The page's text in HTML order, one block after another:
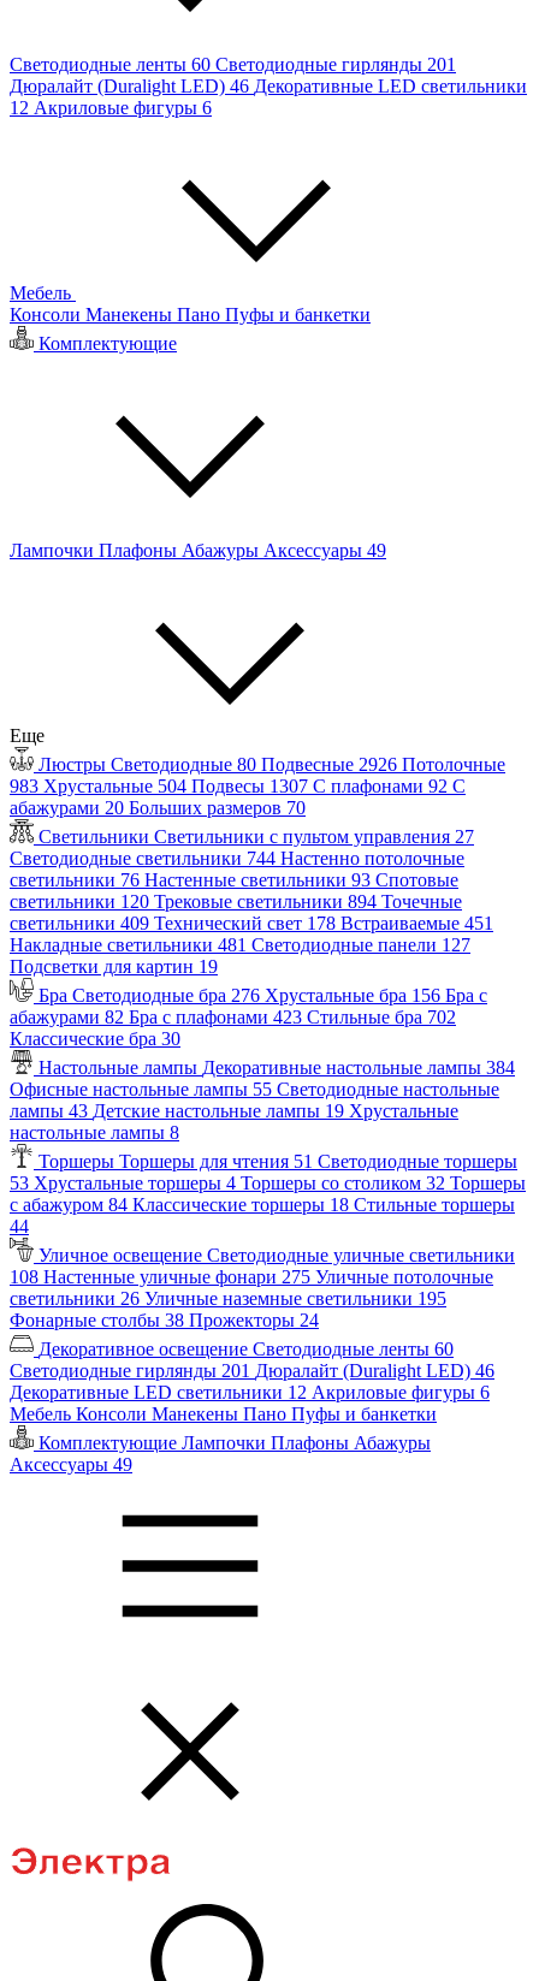
Светодиодные ленты 60 Светодиодные гирлянды 201
Дюралайт (Duralight LED) 46 Декоративные LED светильники
12 Акриловые фигуры 6
Мебель
Консоли Манекены Пано Пуфы и банкетки
Комплектующие
Лампочки Плафоны Абажуры Аксессуары 49
Еще
Люстры Светодиодные 80 Подвесные 2926 Потолочные
983 Хрустальные 504 Подвесы 1307 С плафонами 92 С
абажурами 20 Больших размеров 70
Светильники Светильники с пультом управления 27
Светодиодные светильники 744 Настенно потолочные
светильники 76 Настенные светильники 93 Спотовые
светильники 120 Трековые светильники 894 Точечные
светильники 409 Технический свет 178 Встраиваемые 451
Накладные светильники 481 Светодиодные панели 127
Подсветки для картин 19
Бра Светодиодные бра 276 Хрустальные бра 156 Бра с
абажурами 82 Бра с плафонами 423 Стильные бра 702
Классические бра 30
Настольные лампы Декоративные настольные лампы 384
Офисные настольные лампы 55 Светодиодные настольные
лампы 43 Детские настольные лампы 19 Хрустальные
настольные лампы 8
Торшеры Торшеры для чтения 51 Светодиодные торшеры
53 Хрустальные торшеры 4 Торшеры со столиком 32 Торшеры
с абажуром 84 Классические торшеры 18 Стильные торшеры
44
Уличное освещение Светодиодные уличные светильники
108 Настенные уличные фонари 275 Уличные потолочные
светильники 26 Уличные наземные светильники 195
Фонарные столбы 38 Прожекторы 24
Декоративное освещение Светодиодные ленты 60
Светодиодные гирлянды 201 Дюралайт (Duralight LED) 46
Декоративные LED светильники 12 Акриловые фигуры 6
Мебель Консоли Манекены Пано Пуфы и банкетки
Комплектующие Лампочки Плафоны Абажуры
Аксессуары 49